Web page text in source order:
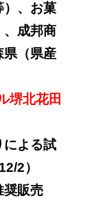
）、お菓
、成邦商
県（県産
堺北花田
による試
2）
奨販売